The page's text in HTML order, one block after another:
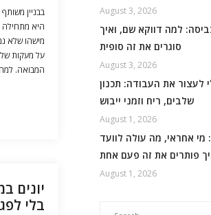
בבניין
היא
מישהו שלא
על מעקות של
המבואה.
יונים
בלי
August 3, 2026
למה דווקא שם, ואיך
סוגרים את זה סופית
August 3, 2026
לעצור את העבודה: תכנון
שלבים, ריח וזמני ייבוש
August 1, 2026
מי אחראי, מה עולה לוועד
פותרים את זה פעם אחת
August 1, 2026